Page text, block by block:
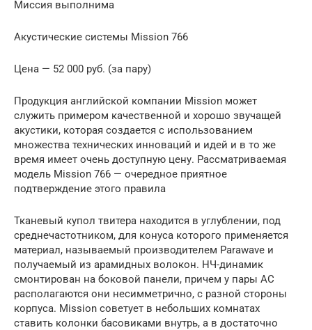
Миссия выполнима
Акустические системы Mission 766
Цена — 52 000 руб. (за пару)
Продукция английской компании Mission может
служить примером качественной и хорошо звучащей
акустики, которая создается с использованием
множества технических инноваций и идей и в то же
время имеет очень доступную цену. Рассматриваемая
модель Mission 766 — очередное приятное
подтверждение этого правила
Тканевый купол твитера находится в углублении, под
среднечастотником, для конуса которого применяется
материал, называемый производителем Parawave и
получаемый из арамидных волокон. НЧ-динамик
смонтирован на боковой панели, причем у пары АС
располагаются они несимметрично, с разной стороны
корпуса. Mission советует в небольших комнатах
ставить колонки басовиками внутрь, а в достаточно